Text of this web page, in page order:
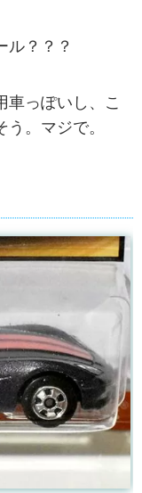
ル？？？
車っぽいし、こ
。マジで。